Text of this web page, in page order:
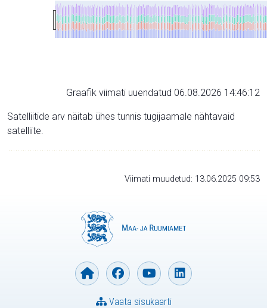
Graafik viimati uuendatud 06.08.2026 14:46:12
Satelliitide arv näitab ühes tunnis tugijaamale nähtavaid
satelliite.
Viimati muudetud: 13.06.2025 09:53
Vaata sisukaarti